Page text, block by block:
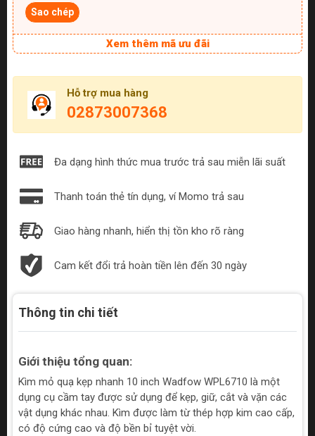
Sao chép
Xem thêm mã ưu đãi
Hỗ trợ mua hàng
02873007368
Đa dạng hình thức mua trước trả sau miễn lãi suất
Thanh toán thẻ tín dụng, ví Momo trả sau
Giao hàng nhanh, hiển thị tồn kho rõ ràng
Cam kết đổi trả hoàn tiền lên đến 30 ngày
Thông tin chi tiết
Giới thiệu tổng quan:
Kìm mỏ quạ kẹp nhanh 10 inch Wadfow WPL6710 là một
dụng cụ cầm tay được sử dụng để kẹp, giữ, cắt và vặn các
vật dụng khác nhau. Kìm được làm từ thép hợp kim cao cấp,
có độ cứng cao và độ bền bỉ tuyệt vời.